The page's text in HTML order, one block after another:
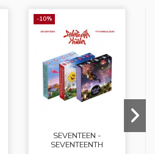
-10%
SEVENTEEN -
SEVENTEENTH